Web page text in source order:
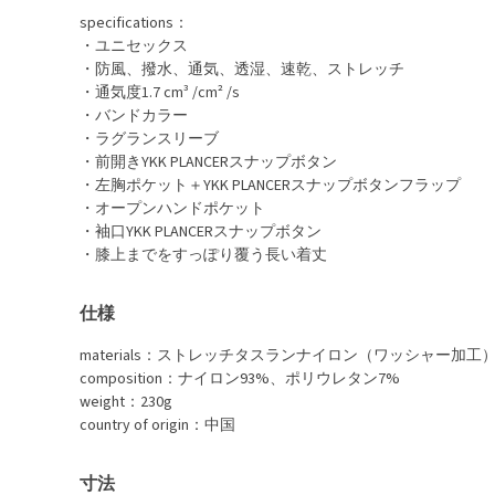
specifications：
・ユニセックス
・防風、撥水、通気、透湿、速乾、ストレッチ
・通気度1.7 cm³ /cm² /s
・バンドカラー
・ラグランスリーブ
・前開きYKK PLANCERスナップボタン
・左胸ポケット＋YKK PLANCERスナップボタンフラップ
・オープンハンドポケット
・袖口YKK PLANCERスナップボタン
・膝上までをすっぽり覆う長い着丈
仕様
materials：ストレッチタスランナイロン（ワッシャー加工
composition：ナイロン93%、ポリウレタン7%
weight：230g
country of origin：中国
寸法